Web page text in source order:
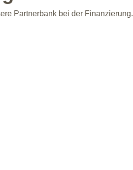
Partnerbank bei der Finanzierung.